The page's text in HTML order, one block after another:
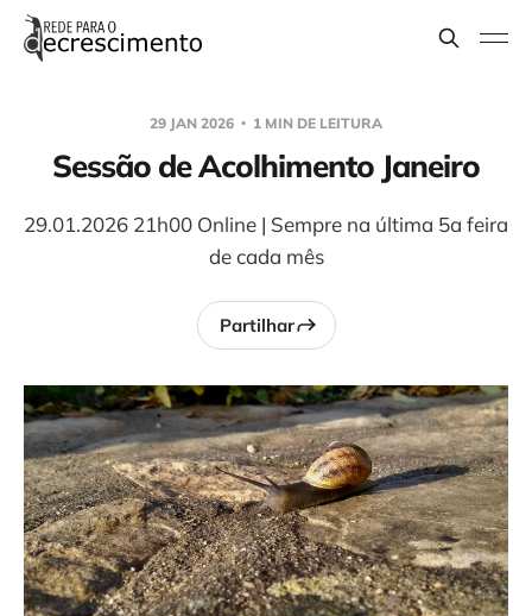
29 JAN 2026 1 MIN DE LEITURA
Sessão de Acolhimento Janeiro
29.01.2026 21h00 Online | Sempre na última 5a feira
de cada mês
Partilhar